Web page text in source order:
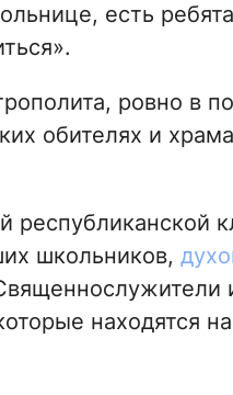
есть
ровно в
обителях и
республиканской
школьников,
находятся